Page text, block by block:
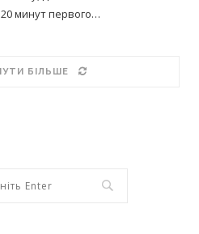
минут первого…
БІЛЬШЕ